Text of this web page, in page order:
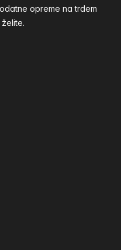
opreme na trdem